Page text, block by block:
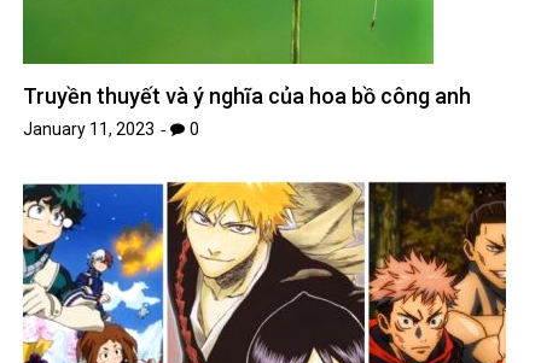
Truyền thuyết và ý nghĩa của hoa bồ công anh
January 11, 2023 0